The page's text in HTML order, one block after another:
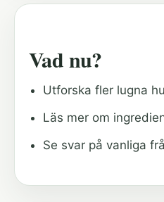
Vad nu?
Utforska fler lugna
Läs mer om
Se svar på vanliga